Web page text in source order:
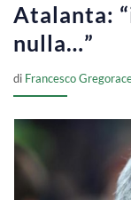
Atalanta:
nulla…”
di Francesco